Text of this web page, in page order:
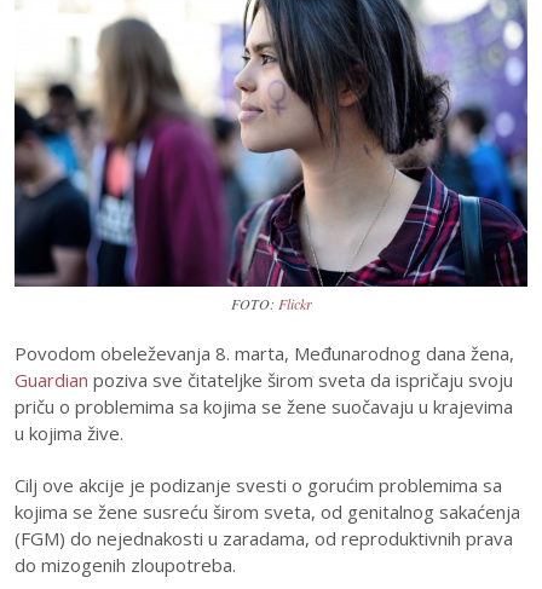
FOTO: Flickr
Povodom obeleževanja 8. marta, Međunarodnog dana žena,
Guardian poziva sve čitateljke širom sveta da ispričaju svoju
priču o problemima sa kojima se žene suočavaju u krajevima
u kojima žive.
Cilj ove akcije je podizanje svesti o gorućim problemima sa
kojima se žene susreću širom sveta, od genitalnog sakaćenja
(FGM) do nejednakosti u zaradama, od reproduktivnih prava
do mizogenih zloupotreba.